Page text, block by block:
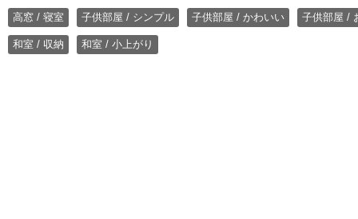
高窓 / 寝室 子供部屋 / シンプル 子供部屋 / かわいい 子供部屋 /
和室 / 収納 和室 / 小上がり